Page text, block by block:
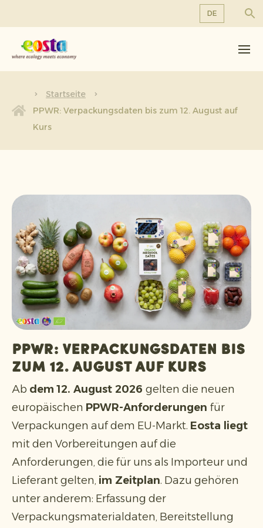
DE
Über uns
Produkte
Nachhaltigkeit
Neuigkeiten & Veröffentlichungen
Arbeiten bei Eosta
Startseite
PPWR: Verpackungsdaten bis zum 12. August auf
Kurs
PPWR: Verpackungsdaten bis
zum 12. August auf Kurs
Ab dem 12. August 2026 gelten die neuen
europäischen PPWR-Anforderungen für
Verpackungen auf dem EU-Markt. Eosta liegt
mit den Vorbereitungen auf die
Anforderungen, die für uns als Importeur und
Lieferant gelten, im Zeitplan. Dazu gehören
unter anderem: Erfassung der
Verpackungsmaterialdaten, Bereitstellung